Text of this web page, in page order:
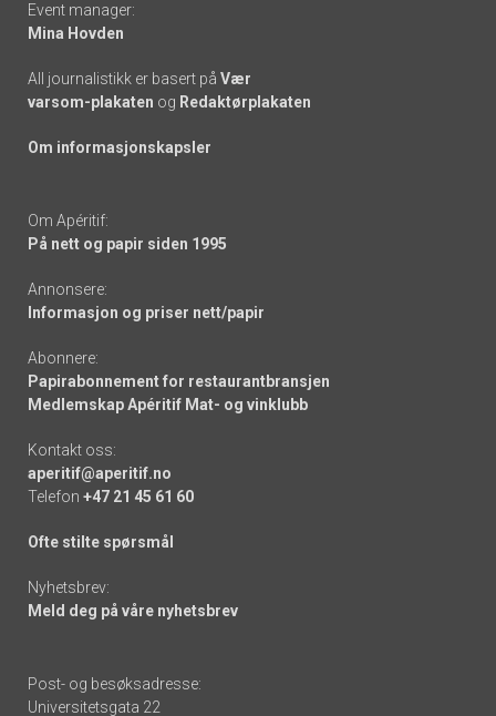
Event manager:
Mina Hovden
All journalistikk er basert på Vær
varsom-plakaten og Redaktørplakaten
Om informasjonskapsler
Om Apéritif:
På nett og papir siden 1995
Annonsere:
Informasjon og priser nett/papir
Abonnere:
Papirabonnement for restaurantbransjen
Medlemskap Apéritif Mat- og vinklubb
Kontakt oss:
aperitif@aperitif.no
Telefon +47 21 45 61 60
Ofte stilte spørsmål
Nyhetsbrev:
Meld deg på våre nyhetsbrev
Post- og besøksadresse:
Universitetsgata 22